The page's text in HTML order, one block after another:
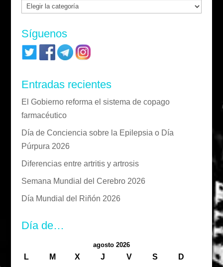
Categorías
Síguenos
Entradas recientes
El Gobierno reforma el sistema de copago
farmacéutico
Día de Conciencia sobre la Epilepsia o Día
Púrpura 2026
Diferencias entre artritis y artrosis
Semana Mundial del Cerebro 2026
Día Mundial del Riñón 2026
Día de…
agosto 2026
L M X J V S
D